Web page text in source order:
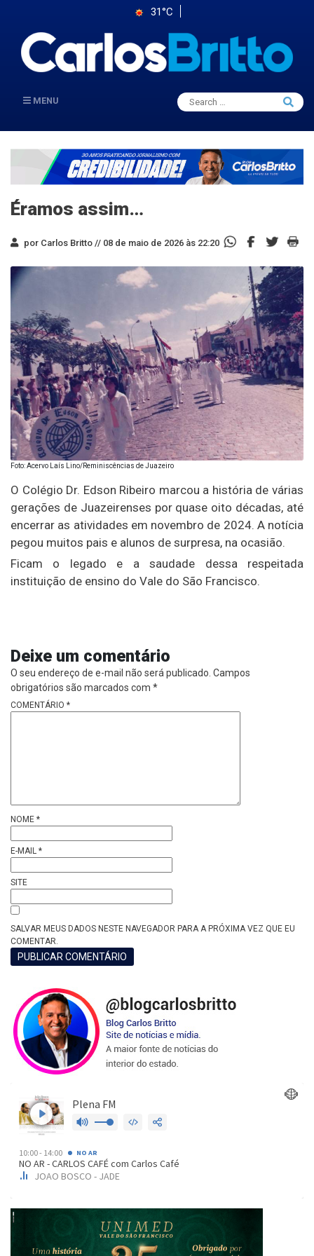
31°C
MENU
Search
for:
Search
Éramos assim…
por Carlos Britto // 08 de maio de 2026 às 22:20
Foto: Acervo Laís Lino/Reminiscências de Juazeiro
O Colégio Dr. Edson Ribeiro marcou a história de várias
gerações de Juazeirenses por quase oito décadas, até
encerrar as atividades em novembro de 2024. A notícia
pegou muitos pais e alunos de surpresa, na ocasião.
Ficam o legado e a saudade dessa respeitada
instituição de ensino do Vale do São Francisco.
Deixe um comentário
O seu endereço de e-mail não será publicado. Campos
obrigatórios são marcados com *
COMENTÁRIO *
NOME *
E-MAIL *
SITE
SALVAR MEUS DADOS NESTE NAVEGADOR PARA A PRÓXIMA VEZ QUE EU
COMENTAR.